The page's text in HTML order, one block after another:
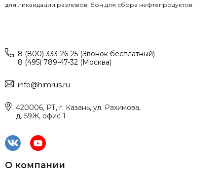
для ликвидации разливов, бон для сбора нефтепродуктов.
8 (800) 333-26-25 (Звонок бесплатный)
8 (495) 789-47-32 (Москва)
info@himrus.ru
420006, РТ, г. Казань, ул. Рахимова,
д. 59Ж, офис 1
О компании